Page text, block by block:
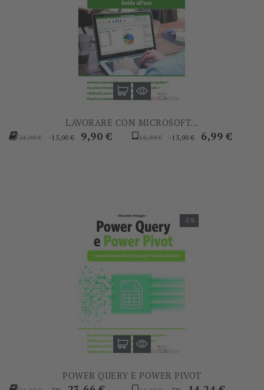
LAVORARE CON MICROSOFT...
Prezzo
24,90 € -15,00 € Prezzo
9,90 €
Prezzo
16,99 € -15,00 € Prezzo
6,99 €
-5%
POWER QUERY E POWER PIVOT